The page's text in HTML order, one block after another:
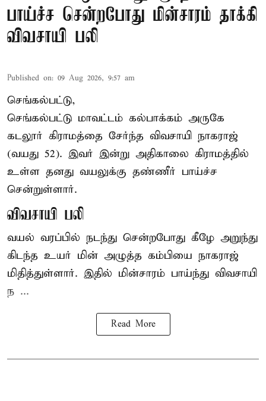
பாய்ச்ச சென்றபோது மின்சாரம் தாக்கி
விவசாயி பலி
Published on: 09 Aug 2026, 9:57 am
செங்கல்பட்டு,
செங்கல்பட்டு மாவட்டம் கல்பாக்கம் அருகே
கடலூர் கிராமத்தை சேர்ந்த விவசாயி நாகராஜ்
(வயது 52). இவர் இன்று அதிகாலை கிராமத்தில்
உள்ள தனது வயலுக்கு தண்ணீர் பாய்ச்ச
சென்றுள்ளார்.
விவசாயி பலி
வயல் வரப்பில் நடந்து சென்றபோது கீழே அறுந்து
கிடந்த உயர் மின் அழுத்த கம்பியை நாகராஜ்
மிதித்துள்ளார். இதில் மின்சாரம் பாய்ந்து விவசாயி
ந ...
Read More